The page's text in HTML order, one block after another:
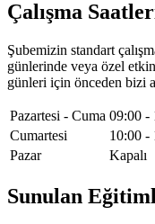
Çalışma
Şubemizin standart
günlerinde veya özel
günleri için önceden bizi
Pazartesi - Cuma 09:00 -
Cumartesi
10:00 -
Pazar
Kapalı
Sunulan